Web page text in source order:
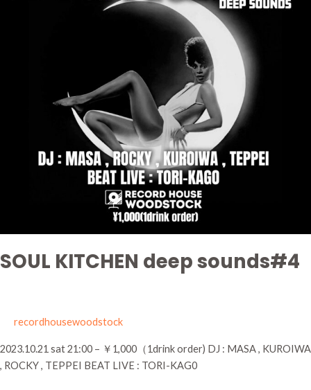
SOUL KITCHEN deep sounds#4
recordhousewoodstock
2023.10.21 sat 21:00 – ￥1,000（1drink order) DJ : MASA , KUROIWA
, ROCKY , TEPPEI BEAT LIVE : TORI-KAG0